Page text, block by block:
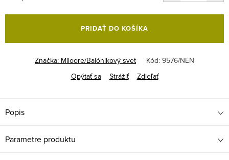
cena:
PRIDAŤ DO KOŠÍKA
Značka: Miloore/Balónikový svet Kód: 9576/NEN
Opýtať sa
Strážiť Zdieľať
Popis
Parametre produktu